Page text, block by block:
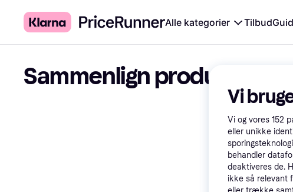
Alle kategorier Tilbud
Sammenlign produkter
Vi
Vi og vores 152
eller unikke
behandler
deaktiveres de.
ikke så relevant